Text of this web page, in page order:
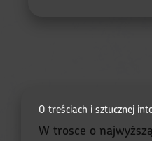
O treściach i sztucznej
W trosce o